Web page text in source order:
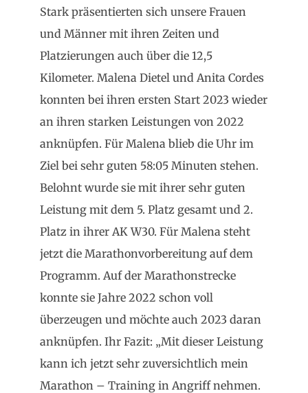
Stark präsentierten sich unsere Frauen
und Männer mit ihren Zeiten und
Platzierungen auch über die 12,5
Kilometer. Malena Dietel und Anita Cordes
konnten bei ihren ersten Start 2023 wieder
an ihren starken Leistungen von 2022
anknüpfen. Für Malena blieb die Uhr im
Ziel bei sehr guten 58:05 Minuten stehen.
Belohnt wurde sie mit ihrer sehr guten
Leistung mit dem 5. Platz gesamt und 2.
Platz in ihrer AK W30. Für Malena steht
jetzt die Marathonvorbereitung auf dem
Programm. Auf der Marathonstrecke
konnte sie Jahre 2022 schon voll
überzeugen und möchte auch 2023 daran
anknüpfen. Ihr Fazit: „Mit dieser Leistung
kann ich jetzt sehr zuversichtlich mein
Marathon – Training in Angriff nehmen.